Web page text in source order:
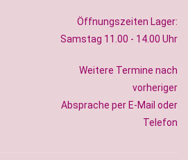
Öffnungszeiten Lager:
Samstag 11.00 - 14.00 Uhr
Weitere Termine nach
vorheriger
Absprache per E-Mail oder
Telefon